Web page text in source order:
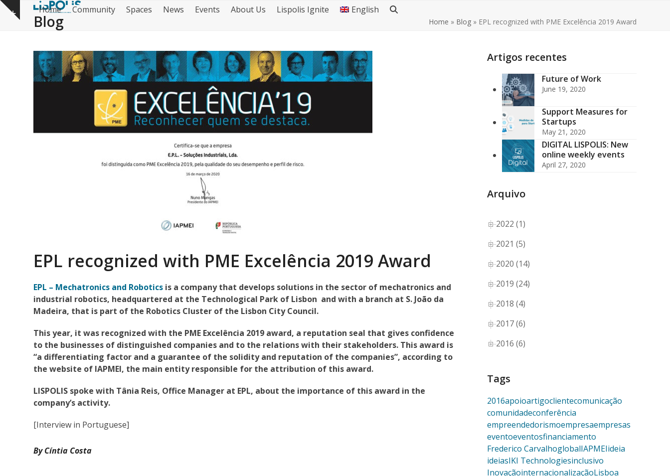
Skip
Home Community Spaces News Events About Us Lispolis Ignite English
Blog Home » Blog» EPL recognized with PME Excelência 2019 Award
EPL recognized with PME Excelência 2019 Award
EPL – Mechatronics and Robotics is a company that develops solutions in the sector of mechatronics and
industrial robotics, headquartered at the Technological Park of Lisbon and with a branch at S. João da
Madeira, that is part of the Robotics Cluster of the Lisbon City Council.
This year, it was recognized with the PME Excelência 2019 award, a reputation seal that gives confidence
to the businesses of distinguished companies and to the relations with their stakeholders. This award is
“a differentiating factor and a guarantee of the solidity and reputation of the companies”, according to
the website of IAPMEI, the main entity responsible for the attribution of this award.
LISPOLIS spoke with Tânia Reis, Office Manager at EPL, about the importance of this award in the
company’s activity.
[Interview in Portuguese]
By Cíntia Costa
Artigos recentes
Future of Work
June 19, 2020
Support Measures for
Startups
May 21, 2020
DIGITAL LISPOLIS: New
online weekly events
April 27, 2020
Arquivo
2022 (1)
2021 (5)
2020 (14)
2019 (24)
2018 (4)
2017 (6)
2016 (6)
Tags
2016apoioartigoclientecomunicação
comunidadeconferência
empreendedorismoempresaempresas
eventoeventosfinanciamento
Frederico CarvalhoglobalIAPMEIideia
ideiasIKI Technologiesinclusivo
InovaçãointernacionalizaçãoLisboa